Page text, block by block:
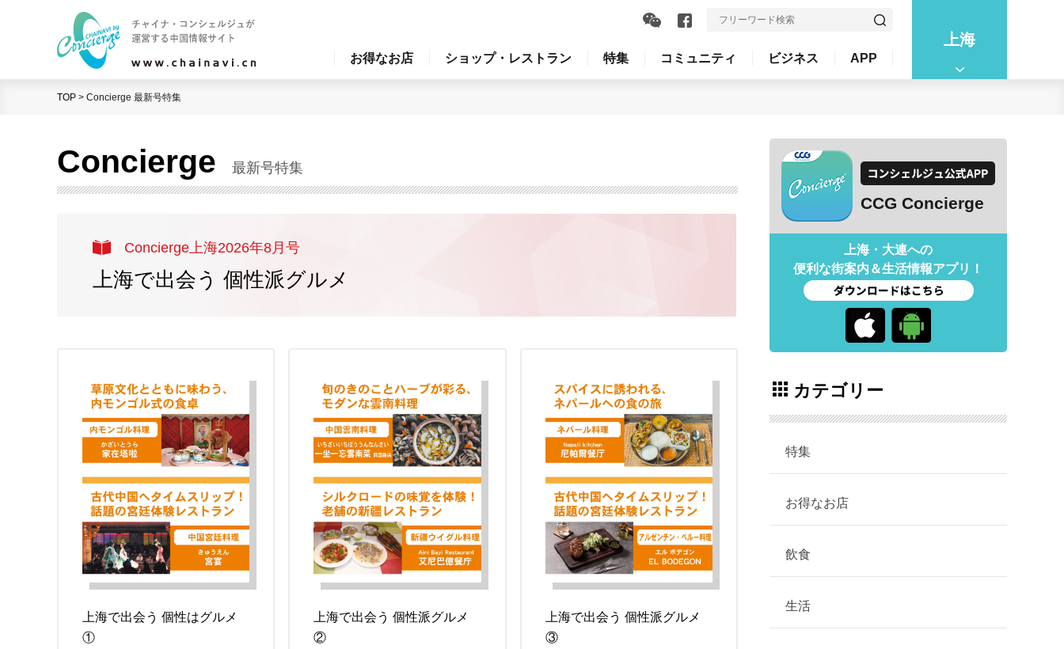
上海
お得なお店 ショップ・レストラン 特集 コミュニティ ビジネス APP
TOP > Concierge 最新号特集
Concierge 最新号特集
Concierge上海2026年8月号
上海で出会う 個性派グルメ
上海で出会う 個性はグルメ
①
上海で出会う 個性派グルメ
②
上海で出会う 個性派グルメ
③
CCG Concierge
上海・大連への
便利な街案内＆生活情報アプリ！
カテゴリー
特集
お得なお店
飲食
生活